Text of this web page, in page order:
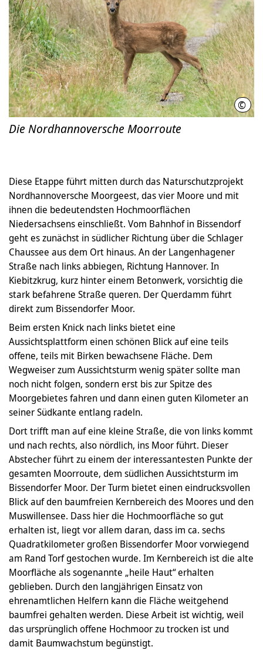
©
Die Nordhannoversche Moorroute
Diese Etappe führt mitten durch das Naturschutzprojekt
Nordhannoversche Moorgeest, das vier Moore und mit
ihnen die bedeutendsten Hochmoorflächen
Niedersachsens einschließt. Vom Bahnhof in Bissendorf
geht es zunächst in südlicher Richtung über die Schlager
Chaussee aus dem Ort hinaus. An der Langenhagener
Straße nach links abbiegen, Richtung Hannover. In
Kiebitzkrug, kurz hinter einem Betonwerk, vorsichtig die
stark befahrene Straße queren. Der Querdamm führt
direkt zum Bissendorfer Moor.
Beim ersten Knick nach links bietet eine
Aussichtsplattform einen schönen Blick auf eine teils
offene, teils mit Birken bewachsene Fläche. Dem
Wegweiser zum Aussichtsturm wenig später sollte man
noch nicht folgen, sondern erst bis zur Spitze des
Moorgebietes fahren und dann einen guten Kilometer an
seiner Südkante entlang radeln.
Dort trifft man auf eine kleine Straße, die von links kommt
und nach rechts, also nördlich, ins Moor führt. Dieser
Abstecher führt zu einem der interessantesten Punkte der
gesamten Moorroute, dem südlichen Aussichtsturm im
Bissendorfer Moor. Der Turm bietet einen eindrucksvollen
Blick auf den baumfreien Kernbereich des Moores und den
Muswillensee. Dass hier die Hochmoorfläche so gut
erhalten ist, liegt vor allem daran, dass im ca. sechs
Quadratkilometer großen Bissendorfer Moor vorwiegend
am Rand Torf gestochen wurde. Im Kernbereich ist die alte
Moorfläche als sogenannte „heile Haut“ erhalten
geblieben. Durch den langjährigen Einsatz von
ehrenamtlichen Helfern kann die Fläche weitgehend
baumfrei gehalten werden. Diese Arbeit ist wichtig, weil
das ursprünglich offene Hochmoor zu trocken ist und
damit Baumwachstum begünstigt.